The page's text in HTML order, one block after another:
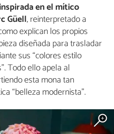
inspirada en el mítico
Güell, reinterpretado a
explican los propios
diseñada para trasladar
sus “colores estilo
Todo ello apela al
esta mona tan
“belleza modernista”.